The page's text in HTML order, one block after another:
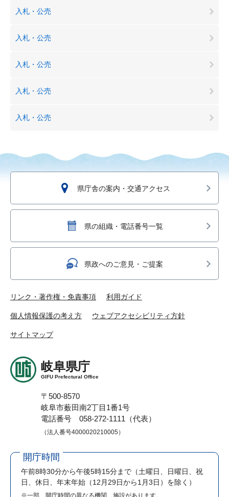
入札・公売
入札・公売
入札・公売
入札・公売
入札・公売
県庁舎の案内・交通アクセス
県の組織・電話番号一覧
県政へのご意見・ご提案
リンク・著作権・免責事項 利用ガイド
個人情報保護の考え方 ウェブアクセシビリティ方針
サイトマップ
岐阜県庁
GIFU Prefectural Office
〒500-8570
岐阜市薮田南2丁目1番1号
電話番号 058-272-1111（代表）
（法人番号4000020210005）
開庁時間
午前8時30分から午後5時15分まで （土曜日、日曜日、祝
日、休日、年末年始（12月29日から1月3日）を除く）
※一部、開庁時間の異なる機関、施設があります。